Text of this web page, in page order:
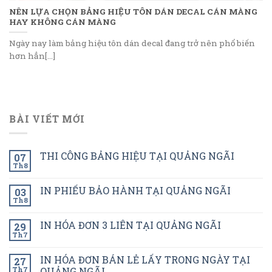
NÊN LỰA CHỌN BẢNG HIỆU TÔN DÁN DECAL CÁN MÀNG
HAY KHÔNG CÁN MÀNG
Ngày nay làm bảng hiệu tôn dán decal đang trở nên phổ biến
hơn hẳn[...]
BÀI VIẾT MỚI
07
Th8
THI CÔNG BẢNG HIỆU TẠI QUẢNG NGÃI
03
Th8
IN PHIẾU BẢO HÀNH TẠI QUẢNG NGÃI
29
Th7
IN HÓA ĐƠN 3 LIÊN TẠI QUẢNG NGÃI
27
Th7
IN HÓA ĐƠN BÁN LẺ LẤY TRONG NGÀY TẠI